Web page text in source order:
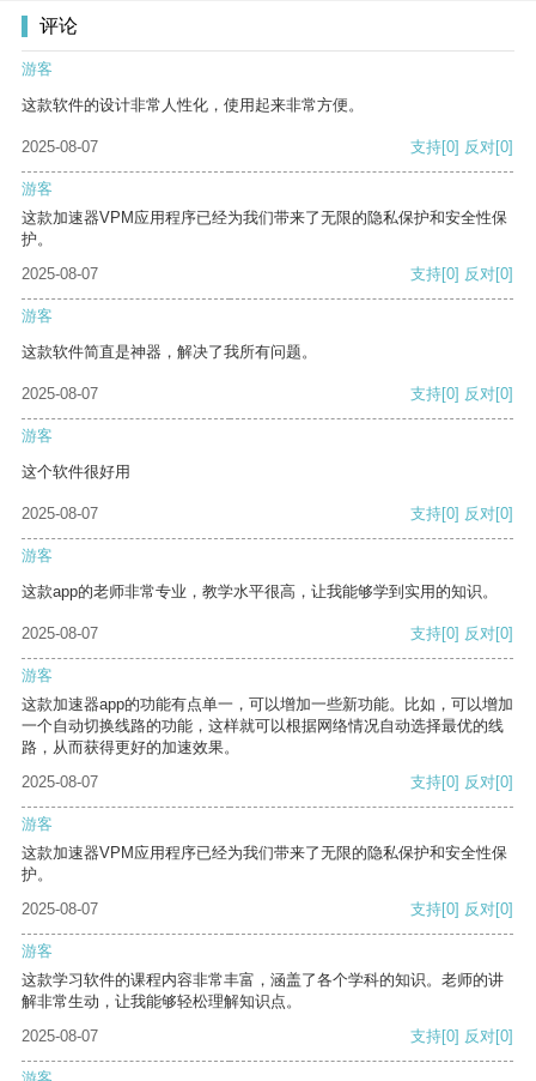
评论
游客
这款软件的设计非常人性化，使用起来非常方便。
2025-08-07 支持[0] 反对[0]
游客
这款加速器VPM应用程序已经为我们带来了无限的隐私保护和安全性保
护。
2025-08-07
支持[0] 反对[0]
游客
这款软件简直是神器，解决了我所有问题。
2025-08-07 支持[0] 反对[0]
游客
这个软件很好用
2025-08-07 支持[0] 反对[0]
游客
这款app的老师非常专业，教学水平很高，让我能够学到实用的知识。
2025-08-07 支持[0] 反对[0]
游客
这款加速器app的功能有点单一，可以增加一些新功能。比如，可以增加
一个自动切换线路的功能，这样就可以根据网络情况自动选择最优的线
路，从而获得更好的加速效果。
2025-08-07
支持[0] 反对[0]
游客
这款加速器VPM应用程序已经为我们带来了无限的隐私保护和安全性保
护。
2025-08-07
支持[0] 反对[0]
游客
这款学习软件的课程内容非常丰富，涵盖了各个学科的知识。老师的讲
解非常生动，让我能够轻松理解知识点。
2025-08-07
支持[0] 反对[0]